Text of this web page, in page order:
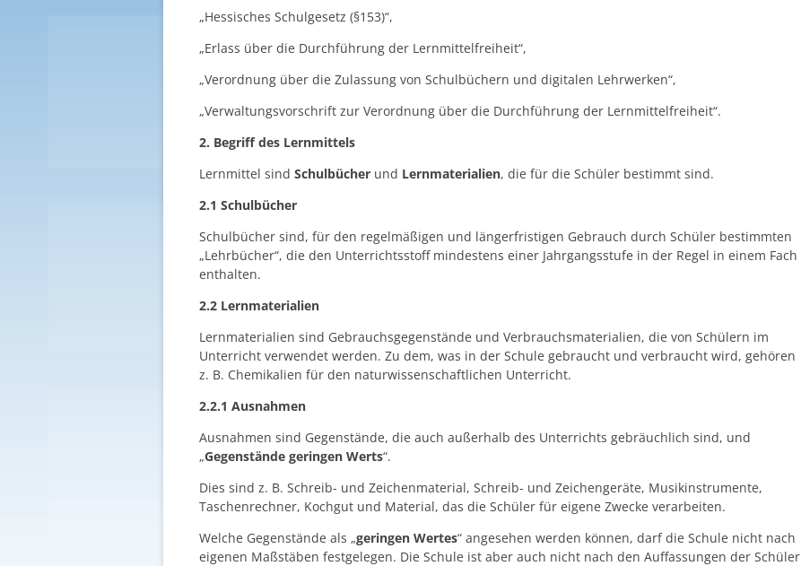
„Hessisches Schulgesetz (§153)“,
„Erlass über die Durchführung der Lernmittelfreiheit“,
„Verordnung über die Zulassung von Schulbüchern und digitalen Lehrwerken“,
„Verwaltungsvorschrift zur Verordnung über die Durchführung der Lernmittelfreiheit“.
2. Begriff des Lernmittels
Lernmittel sind Schulbücher und Lernmaterialien, die für die Schüler bestimmt sind.
2.1 Schulbücher
Schulbücher sind, für den regelmäßigen und längerfristigen Gebrauch durch Schüler bestimmten
„Lehrbücher“, die den Unterrichtsstoff mindestens einer Jahrgangsstufe in der Regel in einem Fach
enthalten.
2.2 Lernmaterialien
Lernmaterialien sind Gebrauchsgegenstände und Verbrauchsmaterialien, die von Schülern im
Unterricht verwendet werden. Zu dem, was in der Schule gebraucht und verbraucht wird, gehören
z. B. Chemikalien für den naturwissenschaftlichen Unterricht.
2.2.1 Ausnahmen
Ausnahmen sind Gegenstände, die auch außerhalb des Unterrichts gebräuchlich sind, und
„Gegenstände geringen Werts“.
Dies sind z. B. Schreib- und Zeichenmaterial, Schreib- und Zeichengeräte, Musikinstrumente,
Taschenrechner, Kochgut und Material, das die Schüler für eigene Zwecke verarbeiten.
Welche Gegenstände als „geringen Wertes“ angesehen werden können, darf die Schule nicht nach
eigenen Maßstäben festgelegen. Die Schule ist aber auch nicht nach den Auffassungen der Schüler